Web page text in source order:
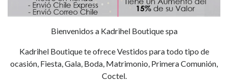
Bienvenidos a Kadrihel Boutique spa
Kadrihel Boutique te ofrece Vestidos para todo tipo de
ocasión, Fiesta, Gala, Boda, Matrimonio, Primera Comunión,
Coctel.